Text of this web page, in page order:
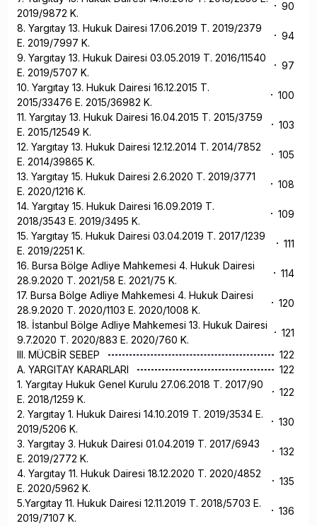
2019/9872 K.
90
8. Yargıtay 13. Hukuk Dairesi 17.06.2019 T. 2019/2379
E. 2019/7997 K.
94
9. Yargıtay 13. Hukuk Dairesi 03.05.2019 T. 2016/11540
E. 2019/5707 K.
97
10. Yargıtay 13. Hukuk Dairesi 16.12.2015 T.
2015/33476 E. 2015/36982 K.
100
11. Yargıtay 13. Hukuk Dairesi 16.04.2015 T. 2015/3759
E. 2015/12549 K.
103
12. Yargıtay 13. Hukuk Dairesi 12.12.2014 T. 2014/7852
E. 2014/39865 K.
105
13. Yargıtay 15. Hukuk Dairesi 2.6.2020 T. 2019/3771
E. 2020/1216 K.
108
14. Yargıtay 15. Hukuk Dairesi 16.09.2019 T.
2018/3543 E. 2019/3495 K.
109
15. Yargıtay 15. Hukuk Dairesi 03.04.2019 T. 2017/1239
E. 2019/2251 K.
111
16. Bursa Bölge Adliye Mahkemesi 4. Hukuk Dairesi
28.9.2020 T. 2021/58 E. 2021/75 K.
114
17. Bursa Bölge Adliye Mahkemesi 4. Hukuk Dairesi
28.9.2020 T. 2020/1103 E. 2020/1008 K.
120
18. İstanbul Bölge Adliye Mahkemesi 13. Hukuk Dairesi
9.7.2020 T. 2020/883 E. 2020/760 K.
121
III. MÜCBİR SEBEP
122
A. YARGITAY KARARLARI
122
1. Yargıtay Hukuk Genel Kurulu 27.06.2018 T. 2017/90
E. 2018/1259 K.
122
2. Yargıtay 1. Hukuk Dairesi 14.10.2019 T. 2019/3534 E.
2019/5206 K.
130
3. Yargıtay 3. Hukuk Dairesi 01.04.2019 T. 2017/6943
E. 2019/2772 K.
132
4. Yargıtay 11. Hukuk Dairesi 18.12.2020 T. 2020/4852
E. 2020/5962 K.
135
5.Yargıtay 11. Hukuk Dairesi 12.11.2019 T. 2018/5703 E.
2019/7107 K.
136